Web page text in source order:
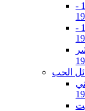
المجلد التاسع 1926 -
المجلد العاشر 1941 -
الحب